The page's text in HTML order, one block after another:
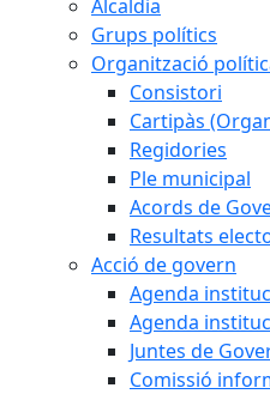
Alcaldia
Grups polítics
Organització
Consistori
Cartipàs
Regidories
Ple municipal
Acords de
Resultats
Acció de govern
Agenda
Agenda
Juntes de
Comissió